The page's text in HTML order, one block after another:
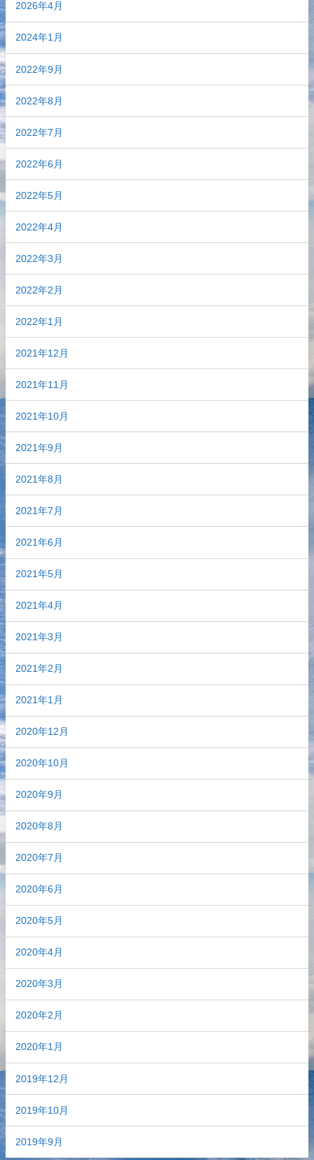
2026年4月
2024年1月
2022年9月
2022年8月
2022年7月
2022年6月
2022年5月
2022年4月
2022年3月
2022年2月
2022年1月
2021年12月
2021年11月
2021年10月
2021年9月
2021年8月
2021年7月
2021年6月
2021年5月
2021年4月
2021年3月
2021年2月
2021年1月
2020年12月
2020年10月
2020年9月
2020年8月
2020年7月
2020年6月
2020年5月
2020年4月
2020年3月
2020年2月
2020年1月
2019年12月
2019年10月
2019年9月